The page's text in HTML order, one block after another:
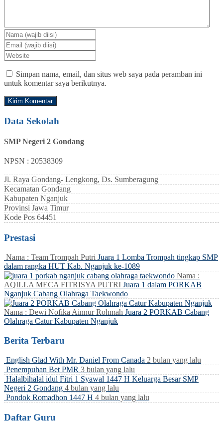
Simpan nama, email, dan situs web saya pada peramban ini
untuk komentar saya berikutnya.
Data Sekolah
SMP Negeri 2 Gondang
NPSN : 20538309
Jl. Raya Gondang- Lengkong, Ds. Sumberagung
Kecamatan Gondang
Kabupaten Nganjuk
Provinsi Jawa Timur
Kode Pos 64451
Prestasi
Nama : Team Trompah Putri Juara 1 Lomba Trompah tingkap SMP
dalam rangka HUT Kab. Nganjuk ke-1089
Nama :
AQILLA MECA FITRISYA PUTRI Juara 1 dalam PORKAB
Nganjuk Cabang Olahraga Taekwondo
Nama : Dewi Nofika Ainnur Rohmah Juara 2 PORKAB Cabang
Olahraga Catur Kabupaten Nganjuk
Berita Terbaru
English Glad With Mr. Daniel From Canada 2 bulan yang lalu
Penempuhan Bet PMR 3 bulan yang lalu
Halalbihalal idul Fitri 1 Syawal 1447 H Keluarga Besar SMP
Negeri 2 Gondang 4 bulan yang lalu
Pondok Romadhon 1447 H 4 bulan yang lalu
Daftar Guru